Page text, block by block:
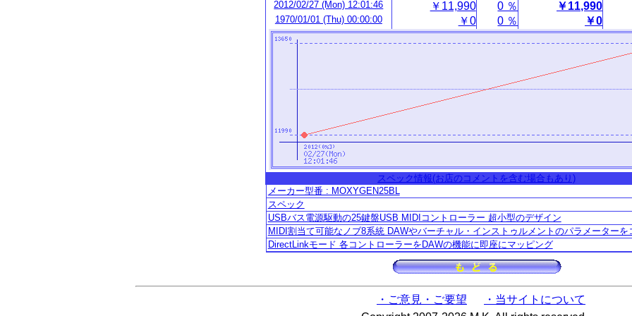
2012/02/27 (Mon) 12:01:46 ￥11,990 0 ％ ￥11,990
1970/01/01 (Thu) 00:00:00 ￥0 0 ％ ￥0
スペック情報(お店のコメントを含む場合もあり)
メーカー型番 : MOXYGEN25BL
スペック
USBバス電源駆動の25鍵盤USB MIDIコントローラー 超小型のデザイン
MIDI割当て可能なノブ8系統 DAWやバーチャル・インストゥルメントのパラメーターを
DirectLinkモード 各コントローラーをDAWの機能に即座にマッピング
・ご意見・ご要望
・当サイトについて